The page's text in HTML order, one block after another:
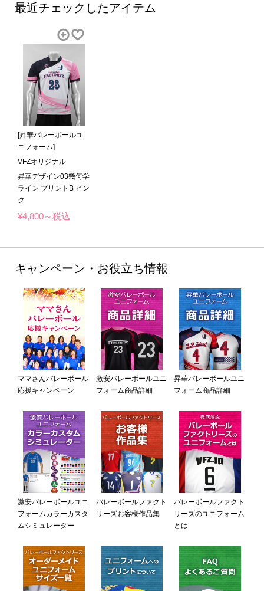
最近チェックしたアイテム
[昇華バレーボールユ
ニフォーム]
VFZオリジナル
昇華デザイン03幾何学
ライン プリントB ピン
ク
¥4,800～税込
キャンペーン・お役立ち情報
ママさんバレーボール
応援キャンペーン
激安バレーボールユニ
フォーム商品詳細
昇華バレーボールユニ
フォーム商品詳細
激安バレーボールユニ
フォームカラーカスタ
ムシミュレーター
バレーボールファクト
リーズお客様作品集
バレーボールファクト
リーズのユニフォーム
とは